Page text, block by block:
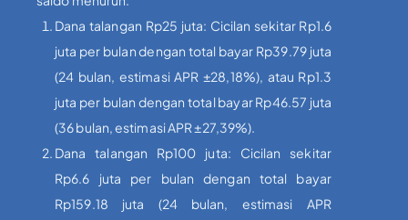
Dana talangan Rp25 juta: Cicilan sekitar Rp1.6
juta per bulan dengan total bayar Rp39.79 juta
(24 bulan, estimasi APR ±28,18%), atau Rp1.3
juta per bulan dengan total bayar Rp46.57 juta
(36 bulan, estimasi APR ±27,39%).
Dana talangan Rp100 juta: Cicilan sekitar
Rp6.6 juta per bulan dengan total bayar
Rp159.18 juta (24 bulan, estimasi APR